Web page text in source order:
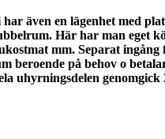
har även en lägenhet med
Här har man eget
mm. Separat
beroende på behov o
uhyrningsdelen